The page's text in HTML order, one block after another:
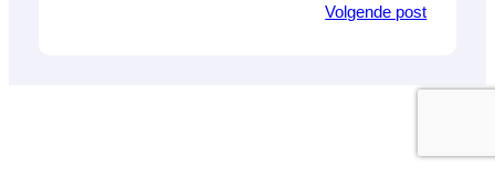
Volgende post